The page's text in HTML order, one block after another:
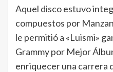
Aquel disco estuvo
compuestos por
le permitió a «Luismi»
Grammy por Mejor
enriquecer una carrera